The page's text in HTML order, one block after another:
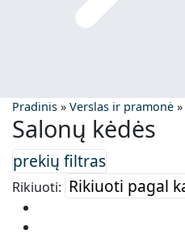
Pradinis » Verslas ir pramonė »
Salonų kėdės
Rikiuoti: